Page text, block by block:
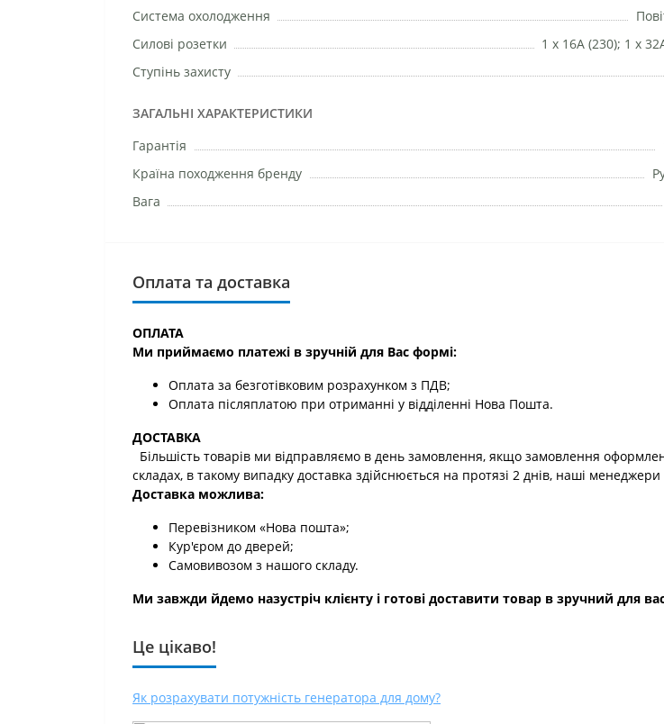
Система охолодження
Силові розетки
1 х 16А (230); 1 х
Ступінь захисту
ЗАГАЛЬНІ ХАРАКТЕРИСТИКИ
Гарантія
Країна походження бренду
Вага
Оплата та доставка
ОПЛАТА
Ми приймаємо платежі в зручній для Вас формі:
Оплата за безготівковим розрахунком з ПДВ;
Оплата післяплатою при отриманні у відділенні Нова Пошта.
ДОСТАВКА
Більшість товарів ми відправляємо в день замовлення, якщо замовлення
складах, в такому випадку доставка здійснюється на протязі 2 днів, наші
Доставка можлива:
Перевізником «Нова пошта»;
Кур'єром до дверей;
Самовивозом з нашого складу.
Ми завжди йдемо назустріч клієнту і готові доставити товар в зручний для
Це цікаво!
Як розрахувати потужність генератора для дому?